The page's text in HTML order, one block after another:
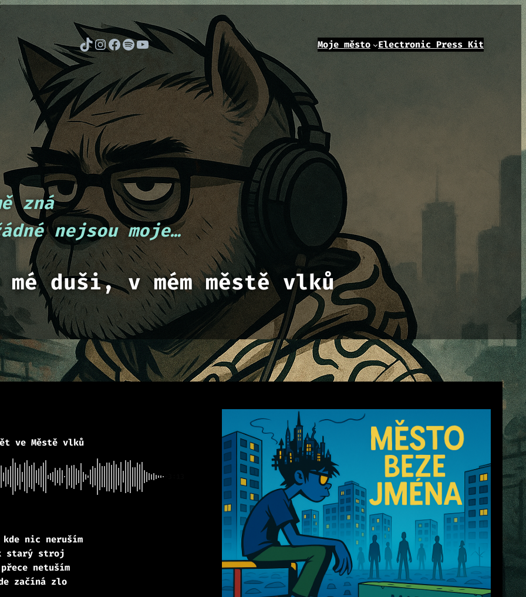
TikTok
Instagram
Facebook
Spotify
YouTube Moje město Electronic Press Kit
zná
nejsou moje…
duši, v mém městě vlků
ve Městě vlků
nic neruším
starý stroj
netuším
začíná zlo